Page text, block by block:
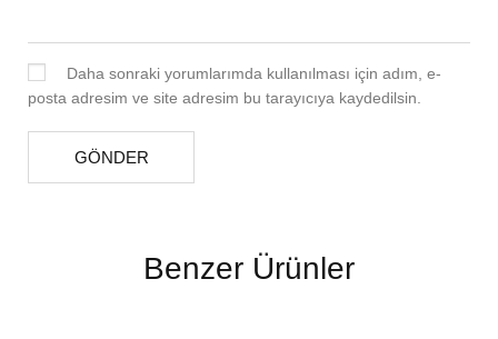
Daha sonraki yorumlarımda kullanılması için adım, e-
posta adresim ve site adresim bu tarayıcıya kaydedilsin.
Benzer Ürünler